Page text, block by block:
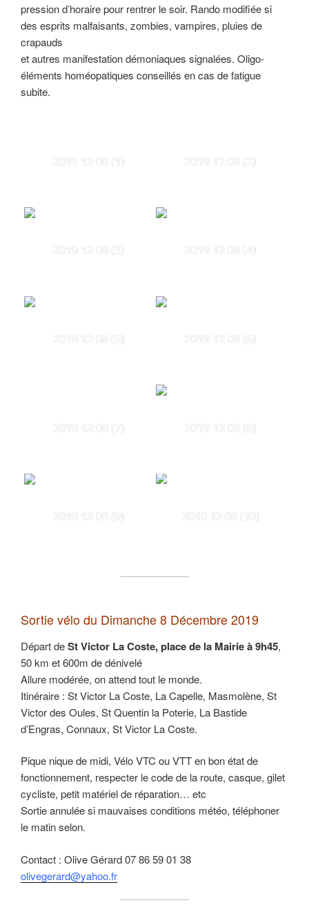
pression d’horaire pour rentrer le soir. Rando modifiée si
des esprits malfaisants, zombies, vampires, pluies de
crapauds
et autres manifestation démoniaques signalées. Oligo-
éléments homéopatiques conseillés en cas de fatigue
subite.
2019 12 08 (1) 2019 12 08 (2)
2019 12 08 (3) 2019 12 08 (4)
2019 12 08 (5) 2019 12 08 (6)
2019 12 08 (7) 2019 12 08 (8)
2019 12 08 (9) 2019 12 08 (10)
Sortie vélo du Dimanche 8 Décembre 2019
Départ deSt Victor La Coste, place de la Mairie à 9h45,
50 km et 600m de dénivelé
Allure modérée, on attend tout le monde.
Itinéraire : St Victor La Coste, La Capelle, Masmolène, St
Victor des Oules, St Quentin la Poterie, La Bastide
d’Engras, Connaux, St Victor La Coste.
Pique nique de midi, Vélo VTC ou VTT en bon état de
fonctionnement, respecter le code de la route, casque, gilet
cycliste, petit matériel de réparation… etc
Sortie annulée si mauvaises conditions météo, téléphoner
le matin selon.
Contact : Olive Gérard 07 86 59 01 38
olivegerard@yahoo.fr